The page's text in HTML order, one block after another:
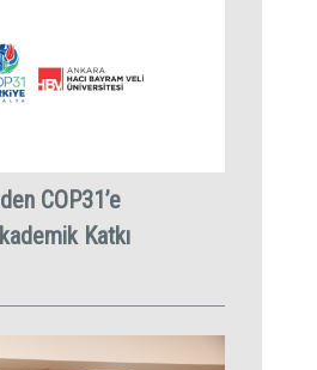
COP31’e
Katkı